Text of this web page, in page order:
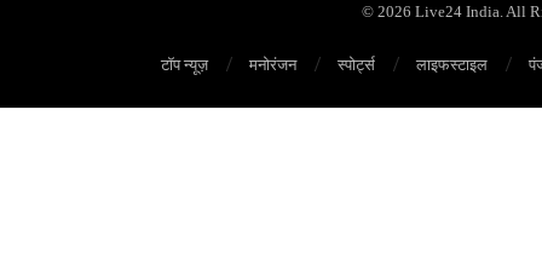
© 2026 Live24 India. All
टॉप न्यूज़ मनोरंजन स्पोर्ट्स लाइफस्टाइल